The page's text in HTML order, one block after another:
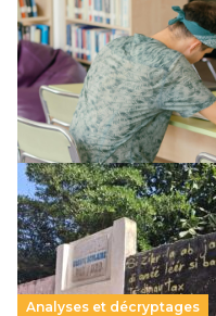
11 juillet 2026-
Le projet de loi sur la
supérieur privé met en
qui relègue l’acte
Lire la suite →
Analyses et décryptages